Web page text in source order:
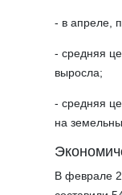
- в апреле,
- средняя
выросла;
- средняя
на
В феврале